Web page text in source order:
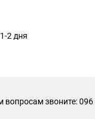
1-2 дня
звоните: 096